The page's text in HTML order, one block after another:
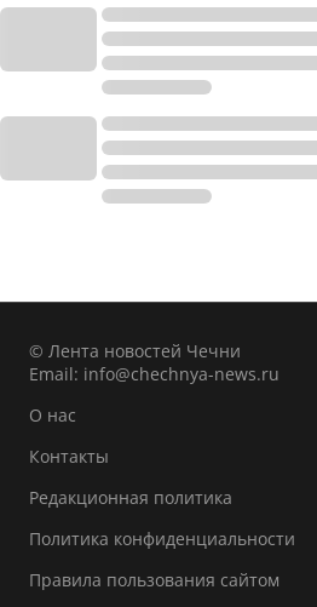
© Лента новостей Чечни
Email: info@chechnya-news.ru
О нас
Контакты
Редакционная политика
Политика конфиденциальности
Правила пользования сайтом